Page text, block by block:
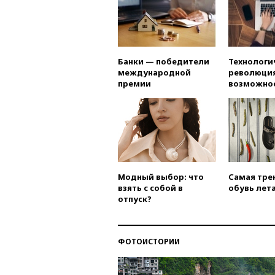
Банки — победители
международной
премии
Модный выбор: что
взять с собой в
отпуск?
Самая
обувь
ФОТОИСТОРИИ